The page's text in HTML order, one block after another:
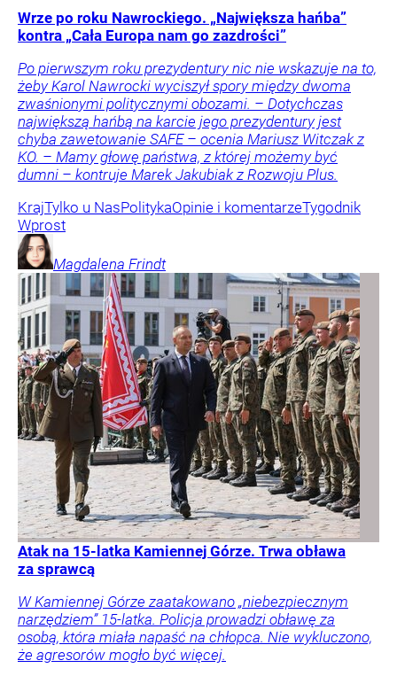
Wrze po roku Nawrockiego. „Największa hańba”
kontra „Cała Europa nam go zazdrości”
Po pierwszym roku prezydentury nic nie wskazuje na to,
żeby Karol Nawrocki wyciszył spory między dwoma
zwaśnionymi politycznymi obozami. – Dotychczas
największą hańbą na karcie jego prezydentury jest
chyba zawetowanie SAFE – ocenia Mariusz Witczak z
KO. – Mamy głowę państwa, z której możemy być
dumni – kontruje Marek Jakubiak z Rozwoju Plus.
KrajTylko u NasPolitykaOpinie i komentarzeTygodnik
Wprost
Magdalena Frindt
Atak na 15-latka Kamiennej Górze. Trwa obława
za sprawcą
W Kamiennej Górze zaatakowano „niebezpiecznym
narzędziem” 15-latka. Policja prowadzi obławę za
osobą, która miała napaść na chłopca. Nie wykluczono,
że agresorów mogło być więcej.